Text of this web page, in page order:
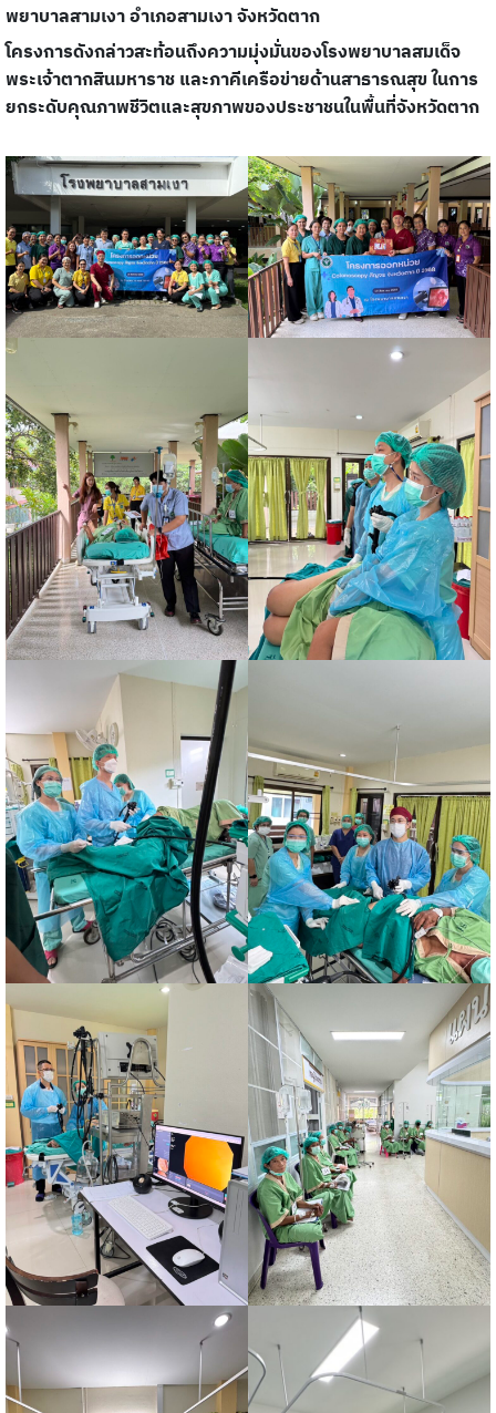
พยาบาลสามเงา อำเภอสามเงา จังหวัดตาก
โครงการดังกล่าวสะท้อนถึงความมุ่งมั่นของโรงพยาบาลสมเด็จ
พระเจ้าตากสินมหาราช และภาคีเครือข่ายด้านสาธารณสุข ในการ
ยกระดับคุณภาพชีวิตและสุขภาพของประชาชนในพื้นที่จังหวัดตาก